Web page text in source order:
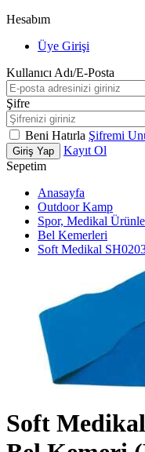
Hesabım
Üye Girişi
Kullanıcı Adı/E-Posta
Şifre
Beni Hatırla Şifremi
Giriş Yap
Kayıt Ol
Sepetim
Anasayfa
Outdoor Kamp
Spor, Medikal
Bel Kemerleri
Soft Medikal
Soft